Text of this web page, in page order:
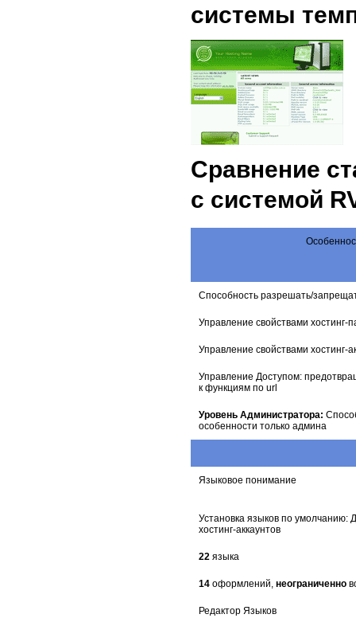
системы
Сравнение
с системой
Способность разрешать/
Управление свойствами хостинг-
Управление свойствами хостинг-
Управление Доступом:
к функциям по url
Уровень Администратора:
особенности только админа
Языковое понимание
Установка языков по умолчанию:
хостинг-аккаунтов
22 языка
14 оформлений, неограниченно
Редактор Языков